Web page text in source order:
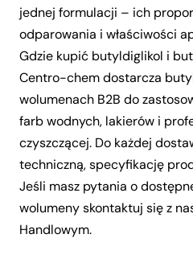
jednej formulacji – ich
odparowania i właściwości
Gdzie kupić butyldiglikol i
Centro-chem dostarcza
wolumenach B2B do
farb wodnych, lakierów i
czyszczącej. Do każdej
techniczną, specyfikację
Jeśli masz pytania o
wolumeny skontaktuj się z
Handlowym.